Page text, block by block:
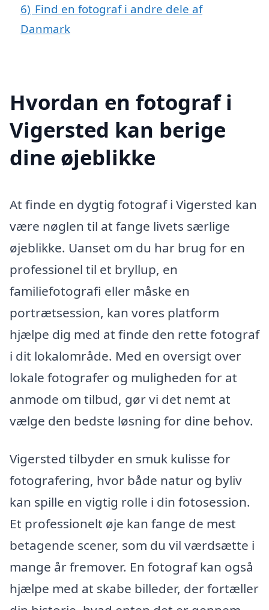
6) Find en fotograf i andre dele af
Danmark
Hvordan en fotograf i
Vigersted kan berige
dine øjeblikke
At finde en dygtig fotograf i Vigersted kan
være nøglen til at fange livets særlige
øjeblikke. Uanset om du har brug for en
professionel til et bryllup, en
familiefotografi eller måske en
portrætsession, kan vores platform
hjælpe dig med at finde den rette fotograf
i dit lokalområde. Med en oversigt over
lokale fotografer og muligheden for at
anmode om tilbud, gør vi det nemt at
vælge den bedste løsning for dine behov.
Vigersted tilbyder en smuk kulisse for
fotografering, hvor både natur og byliv
kan spille en vigtig rolle i din fotosession.
Et professionelt øje kan fange de mest
betagende scener, som du vil værdsætte i
mange år fremover. En fotograf kan også
hjælpe med at skabe billeder, der fortæller